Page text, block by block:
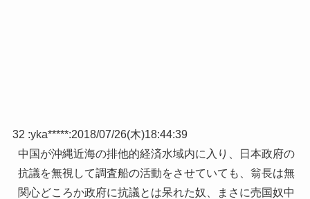
32 :yka*****:2018/07/26(木)18:44:39
中国が沖縄近海の排他的経済水域内に入り、日本政府の
抗議を無視して調査船の活動をさせていても、翁長は無
関心どころか政府に抗議とは呆れた奴、まさに売国奴中